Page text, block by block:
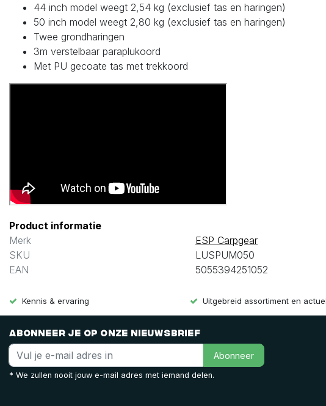
44 inch model weegt 2,54 kg (exclusief tas en haringen)
50 inch model weegt 2,80 kg (exclusief tas en haringen)
Twee grondharingen
3m verstelbaar paraplukoord
Met PU gecoate tas met trekkoord
Product informatie
Merk
ESP Carpgear
SKU
LUSPUM050
EAN
5055394251052
Kennis & ervaring Uitgebreid assortiment en
Abonneer je op onze nieuwsbrief
Abonneer
* We zullen nooit jouw e-mail adres met iemand delen.